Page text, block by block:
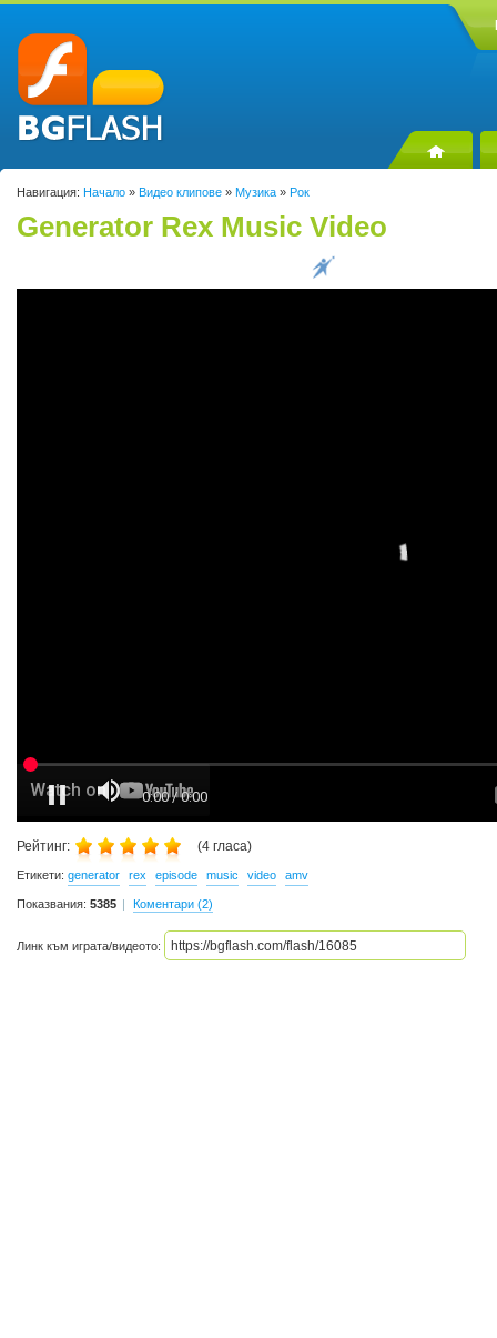
Навигация: Начало » Видео клипове » Музика » Рок
Generator Rex Music Video
Рейтинг: (4 гласа)
Етикети: generator rex episode music video amv
Показвания: 5385 Коментари (2)
Линк към играта/видеото: